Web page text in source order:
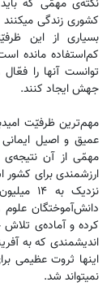
نکته‌ی مهمّی که
کشوری زندگی
بسیاری از این
کم‌استفاده مانده
توانست آنها را
جهش ایجاد کنند.
مهم‌ترین ظرفیّت
نزدیک
دانش‌آموختگان علوم
کرده و آماده‌ی
اندیشمندی که به
اینها ثروت عظیمی
نمیتواند شد.